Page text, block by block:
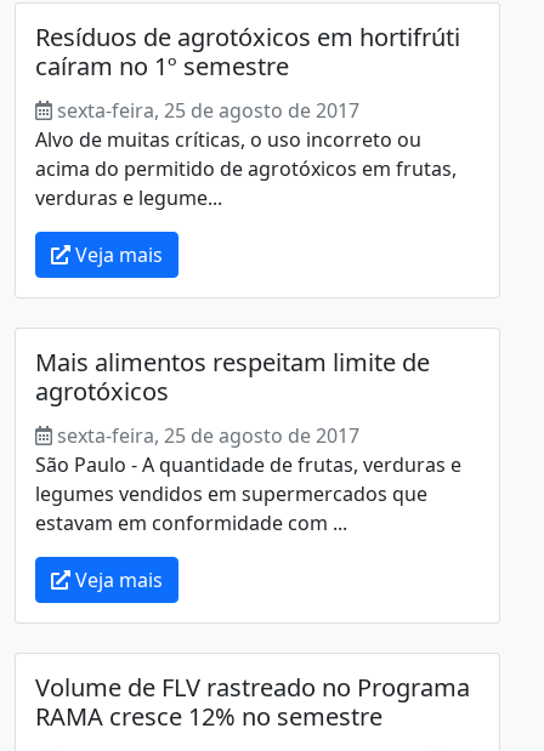
Resíduos de agrotóxicos em hortifrúti
caíram no 1º semestre
sexta-feira, 25 de agosto de 2017
Alvo de muitas críticas, o uso incorreto ou
acima do permitido de agrotóxicos em frutas,
verduras e legume...
Veja mais
Mais alimentos respeitam limite de
agrotóxicos
sexta-feira, 25 de agosto de 2017
São Paulo - A quantidade de frutas, verduras e
legumes vendidos em supermercados que
estavam em conformidade com ...
Veja mais
Volume de FLV rastreado no Programa
RAMA cresce 12% no semestre